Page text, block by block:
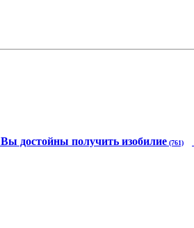
Вы достойны получить изобилие (761)